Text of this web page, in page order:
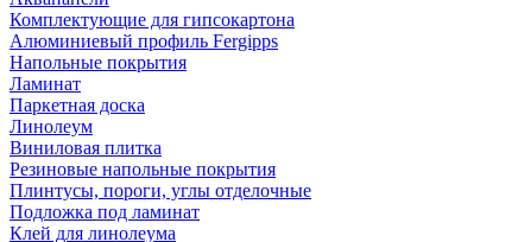
Комплектующие для гипсокартона
Алюминиевый профиль Fergipps
Напольные покрытия
Ламинат
Паркетная доска
Линолеум
Виниловая плитка
Резиновые напольные покрытия
Плинтусы, пороги, углы отделочные
Подложка под ламинат
Клей для линолеума